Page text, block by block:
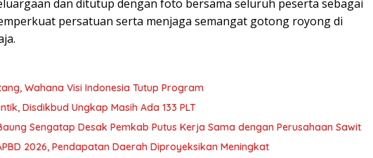
dan ditutup dengan foto bersama seluruh peserta sebagai
persatuan serta menjaga semangat gotong royong di
Wahana Visi Indonesia Tutup Program
Disdikbud Ungkap Masih Ada 133 PLT
Ratusan Warga Desa Baung Sengatap Desak Pemkab Putus Kerja Sama dengan Perusahaan Sawit
2026, Pendapatan Daerah Diproyeksikan Meningkat